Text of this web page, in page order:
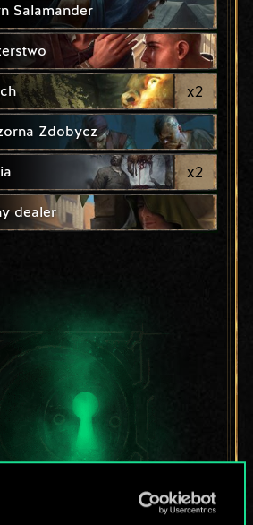
Salamander
x2
Zdobycz
x2
dealer